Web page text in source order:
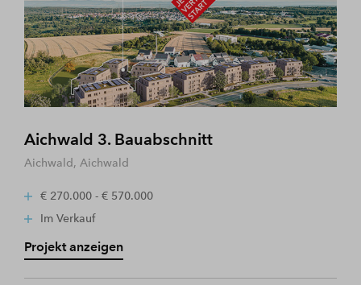
Aichwald 3. Bauabschnitt
Aichwald, Aichwald
€ 270.000 - € 570.000
Im Verkauf
Projekt anzeigen